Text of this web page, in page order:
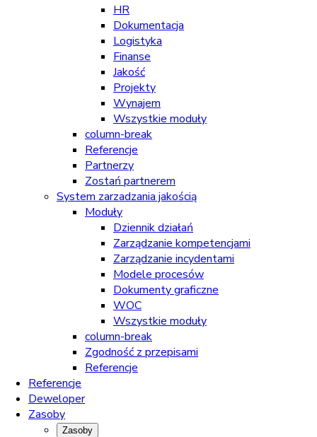
HR
Dokumentacja
Logistyka
Finanse
Jakość
Projekty
Wynajem
Wszystkie moduły
column-break
Referencje
Partnerzy
Zostań partnerem
System zarzadzania jakością
Moduły
Dziennik działań
Zarządzanie kompetencjami
Zarządzanie incydentami
Modele procesów
Dokumenty graficzne
WOC
Wszystkie moduły
column-break
Zgodność z przepisami
Referencje
Referencje
Deweloper
Zasoby
Zasoby